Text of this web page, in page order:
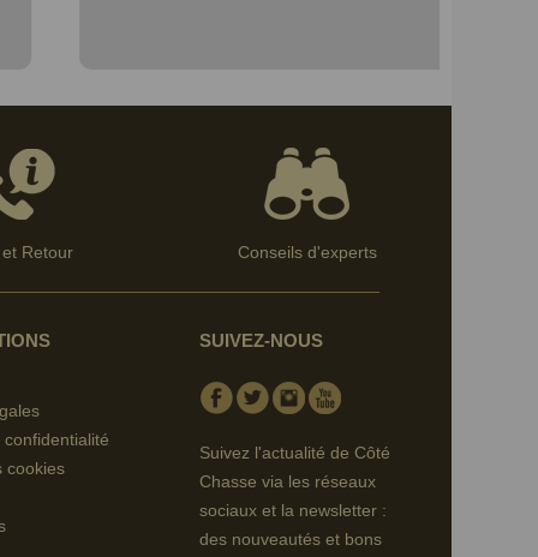
et Retour Conseils d'experts
confidentialité
cookies
SUIVEZ-NOUS
Facebook
TwitterInstagram
Suivez l'actualité de Côté
Chasse via les réseaux
sociaux et la newsletter :
des nouveautés et bons